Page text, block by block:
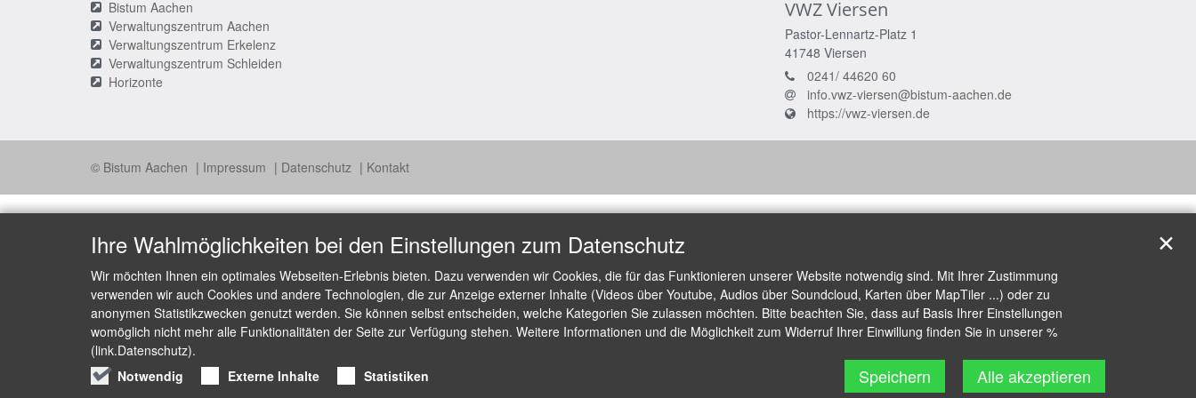
Bistum Aachen
Verwaltungszentrum Aachen
Verwaltungszentrum Erkelenz
Verwaltungszentrum Schleiden
Horizonte
VWZ Viersen
Pastor-Lennartz-Platz 1
41748 Viersen
0241/ 44620 60
info.vwz-viersen@bistum-aachen.de
https://vwz-viersen.de
© Bistum Aachen Impressum Datenschutz Kontakt
Ihre Wahlmöglichkeiten bei den Einstellungen zum Datenschutz
Wir möchten Ihnen ein optimales Webseiten-Erlebnis bieten. Dazu verwenden wir Cookies, die für das Funktionieren unserer Website notwendig sind. Mit Ihrer Zustimmung
verwenden wir auch Cookies und andere Technologien, die zur Anzeige externer Inhalte (Videos über Youtube, Audios über Soundcloud, Karten über MapTiler ...) oder zu
anonymen Statistikzwecken genutzt werden. Sie können selbst entscheiden, welche Kategorien Sie zulassen möchten. Bitte beachten Sie, dass auf Basis Ihrer Einstellungen
womöglich nicht mehr alle Funktionalitäten der Seite zur Verfügung stehen. Weitere Informationen und die Möglichkeit zum Widerruf Ihrer Einwillung finden Sie in unserer %
(link.Datenschutz).
Notwendig
Externe Inhalte Statistiken Speichern Alle akzeptieren
✕